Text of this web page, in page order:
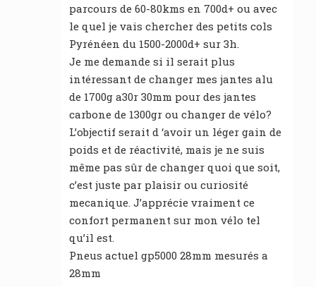
parcours de 60-80kms en 700d+ ou avec
le quel je vais chercher des petits cols
Pyrénéen du 1500-2000d+ sur 3h.
Je me demande si il serait plus
intéressant de changer mes jantes alu
de 1700g a30r 30mm pour des jantes
carbone de 1300gr ou changer de vélo?
L’objectif serait d ‘avoir un léger gain de
poids et de réactivité, mais je ne suis
même pas sûr de changer quoi que soit,
c’est juste par plaisir ou curiosité
mecanique. J’apprécie vraiment ce
confort permanent sur mon vélo tel
qu’il est.
Pneus actuel gp5000 28mm mesurés a
28mm